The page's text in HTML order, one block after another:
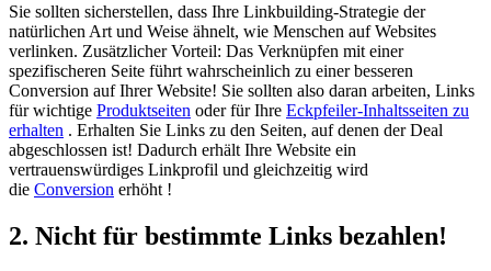
Sie sollten sicherstellen, dass Ihre Linkbuilding-Strategie der
natürlichen Art und Weise ähnelt, wie Menschen auf Websites
verlinken. Zusätzlicher Vorteil: Das Verknüpfen mit einer
spezifischeren Seite führt wahrscheinlich zu einer besseren
Conversion auf Ihrer Website! Sie sollten also daran arbeiten, Links
für wichtige Produktseiten oder für Ihre Eckpfeiler-Inhaltsseiten zu
erhalten . Erhalten Sie Links zu den Seiten, auf denen der Deal
abgeschlossen ist! Dadurch erhält Ihre Website ein
vertrauenswürdiges Linkprofil und gleichzeitig wird
die Conversion erhöht !
2. Nicht für bestimmte Links bezahlen!